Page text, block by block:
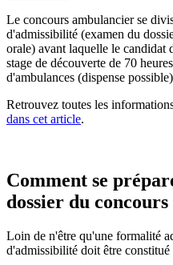
Le concours ambulancier se
d'admissibilité (examen du
orale) avant laquelle le candidat
stage de découverte de 70
d'ambulances (dispense
Retrouvez toutes les
dans cet article.
Comment se
dossier du
Loin de n'être qu'une formalité
d'admissibilité doit être